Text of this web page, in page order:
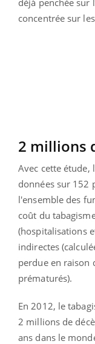
concentrée sur
2 millions
Avec cette étude,
données sur 152
l'ensemble des
coût du
(hospitalisations
indirectes
perdue en raison
prématurés).
En 2012, le
2 millions de
ans dans le